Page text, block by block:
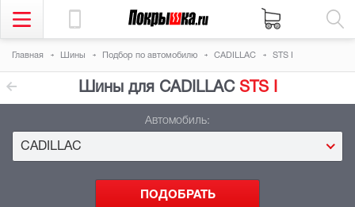
Главная Шины Подбор по автомобилю CADILLAC STS I
Шины для CADILLAC STS I
Автомобиль:
CADILLAC